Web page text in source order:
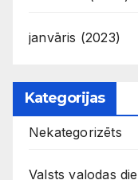
janvāris (2023)
Kategorijas
Nekategorizēts
Valsts valodas